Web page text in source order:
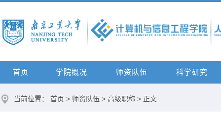
首页 学院概况 师资队伍 科学研究
当前位置： 首页 > 师资队伍 > 高级职称 > 正文